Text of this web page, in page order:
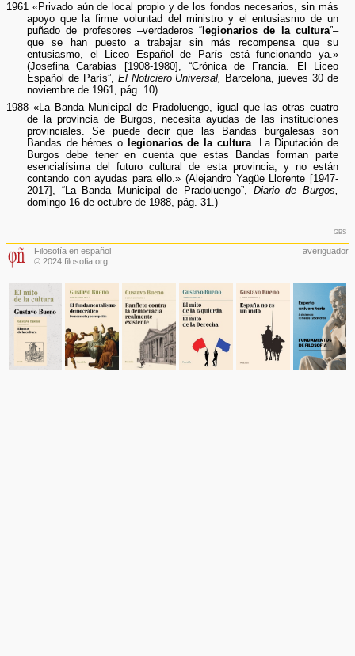
1961 «Privado aún de local propio y de los fondos necesarios, sin más
apoyo que la firme voluntad del ministro y el entusiasmo de un
puñado de profesores –verdaderos “ legionarios de la cultura”–
que se han puesto a trabajar sin más recompensa que su
entusiasmo, el Liceo Español de París está funcionando ya.»
(Josefina Carabias [1908-1980], “Crónica de Francia. El Liceo
Español de París”, El Noticiero Universal, Barcelona, jueves 30 de
noviembre de 1961, pág. 10)
1988 «La Banda Municipal de Pradoluengo, igual que las otras cuatro
de la provincia de Burgos, necesita ayudas de las instituciones
provinciales. Se puede decir que las Bandas burgalesas son
Bandas de héroes o legionarios de la cultura. La Diputación de
Burgos debe tener en cuenta que estas Bandas forman parte
esencialísima del futuro cultural de esta provincia, y no están
contando con ayudas para ello.» (Alejandro Yagüe Llorente [1947-
2017], “La Banda Municipal de Pradoluengo”, Diario de Burgos,
domingo 16 de octubre de 1988, pág. 31.)
gbs
Filosofía en español
© 2024 filosofia.org
averiguador